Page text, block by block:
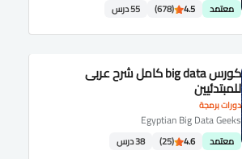
معتمد 4.5
(678) 55 درس
دورات برمجة
كورس big data كامل شرح عربى
للمبتدئيين
Egyptian Big Data Geeks
معتمد 4.6
(25) 38 درس